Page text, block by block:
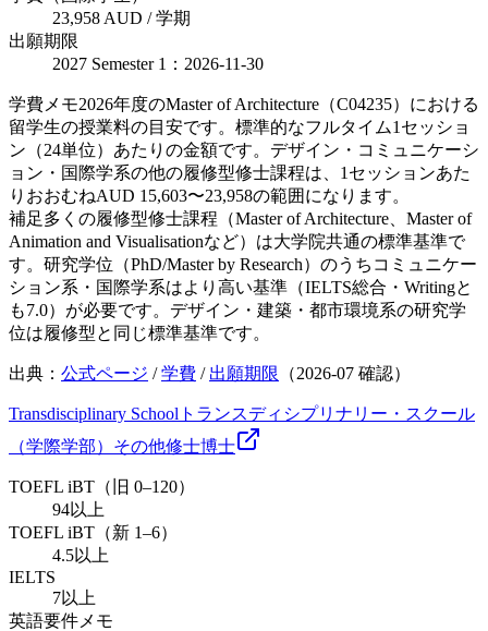
23,958 AUD / 学期
出願期限
2027 Semester 1：2026-11-30
学費メモ2026年度のMaster of Architecture（C04235）における
留学生の授業料の目安です。標準的なフルタイム1セッショ
ン（24単位）あたりの金額です。デザイン・コミュニケーシ
ョン・国際学系の他の履修型修士課程は、1セッションあた
りおおむねAUD 15,603〜23,958の範囲になります。
補足多くの履修型修士課程（Master of Architecture、Master of
Animation and Visualisationなど）は大学院共通の標準基準で
す。研究学位（PhD/Master by Research）のうちコミュニケー
ション系・国際学系はより高い基準（IELTS総合・Writingと
も7.0）が必要です。デザイン・建築・都市環境系の研究学
位は履修型と同じ標準基準です。
出典： 公式ページ /学費 / 出願期限 （2026-07 確認）
Transdisciplinary School トランスディシプリナリー・スクール
（学際学部） その他修士博士
TOEFL iBT（旧 0–120）
94以上
TOEFL iBT（新 1–6）
4.5以上
IELTS
7以上
英語要件メモ